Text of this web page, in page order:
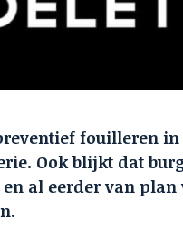
fouilleren
Ook blijkt dat
al eerder van plan